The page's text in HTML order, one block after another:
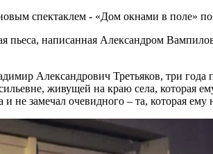
спектаклем - «Дом окнами в поле»
пьеса, написанная Александром
Александрович Третьяков, три
живущей на краю села, которая
не замечал очевидного – та, которая